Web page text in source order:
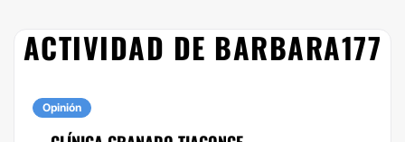
ACTIVIDAD DE BARBARA177
Opinión